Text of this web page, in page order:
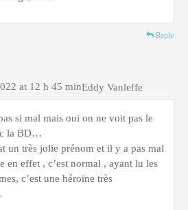
Reply
Eddy Vanleffe
at 12 h 45 min
si mal mais oui on ne voit pas le
la BD…
un très jolie prénom et il y a pas mal
en effet , c’est normal , ayant lu les
c’est une héroïne très